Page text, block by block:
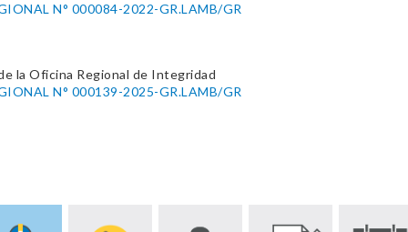
N° 000084-2022-GR.LAMB/GR
la Oficina Regional de Integridad
N° 000139-2025-GR.LAMB/GR